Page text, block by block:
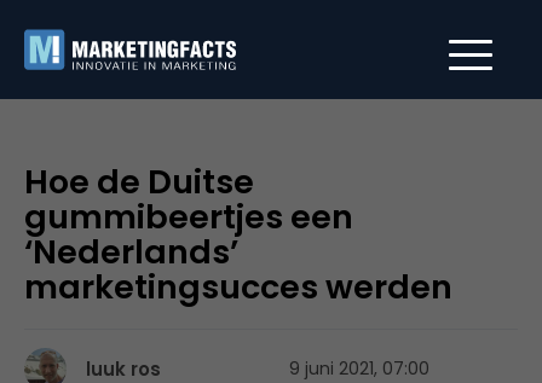
Hoe de Duitse
gummibeertjes een
‘Nederlands’
marketingsucces werden
luuk ros 9 juni 2021, 07:00